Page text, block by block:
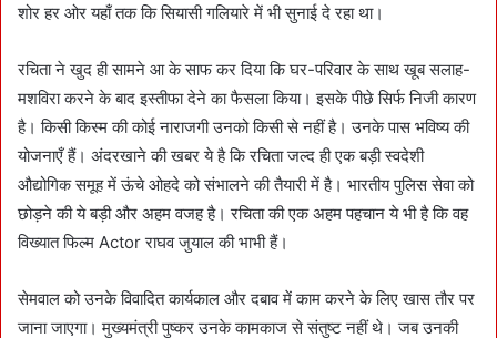
शोर हर ओर यहाँ तक कि सियासी गलियारे में भी सुनाई दे रहा था।
रचिता ने खुद ही सामने आ के साफ कर दिया कि घर-परिवार के साथ खूब सलाह-
मशविरा करने के बाद इस्तीफा देने का फैसला किया। इसके पीछे सिर्फ निजी कारण
है। किसी किस्म की कोई नाराजगी उनको किसी से नहीं है। उनके पास भविष्य की
योजनाएँ हैं। अंदरखाने की खबर ये है कि रचिता जल्द ही एक बड़ी स्वदेशी
औद्योगिक समूह में ऊंचे ओहदे को संभालने की तैयारी में है। भारतीय पुलिस सेवा को
छोड़ने की ये बड़ी और अहम वजह है। रचिता की एक अहम पहचान ये भी है कि वह
विख्यात फिल्म Actor राघव जुयाल की भाभी हैं।
सेमवाल को उनके विवादित कार्यकाल और दबाव में काम करने के लिए खास तौर पर
जाना जाएगा। मुख्यमंत्री पुष्कर उनके कामकाज से संतुष्ट नहीं थे। जब उनकी